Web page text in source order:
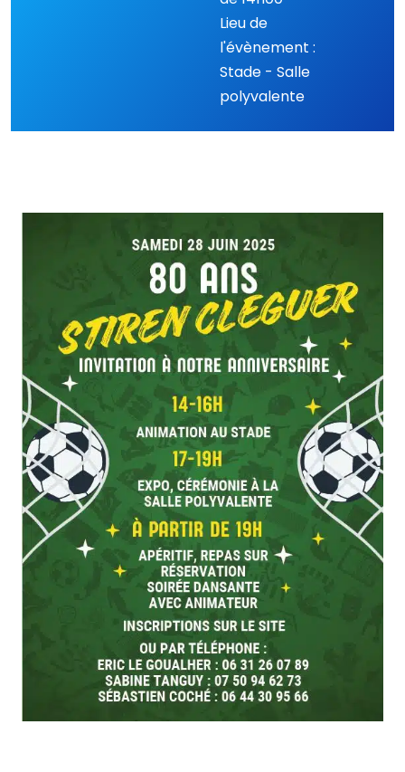
Lieu de
l'évènement :
Stade - Salle
polyvalente